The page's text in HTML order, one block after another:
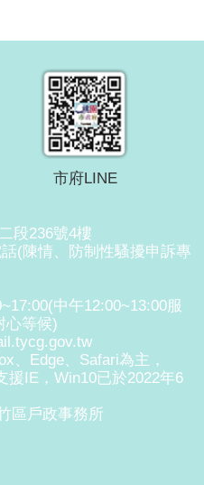
市府LINE
段236號4樓
(陳情、防制性騷擾申訴專
中午12:00~13:00服
心等候)
、Edge、Safari為主，
援IE，Win10已於2022年6
區戶政事務所